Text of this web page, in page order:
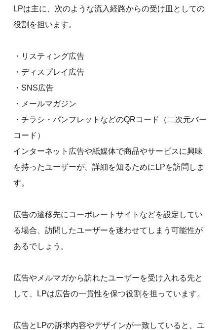
LPは主に、次のような流入経路からの受け皿としての
役割を担います。
・リスティング広告
・ディスプレイ広告
・SNS広告
・メールマガジン
・チラシ・パンフレットなどのQRコード（二次元バー
コード）
インターネット広告や紙媒体で商品やサービスに興味
を持ったユーザーが、詳細を知るためにLPを訪問しま
す。
広告の遷移先にコーポレートサイトなどを設定してい
る場合、訪問したユーザーを迷わせてしまう可能性が
あるでしょう。
広告やメルマガから訪れたユーザーを受け入れる先と
して、LPは広告の一貫性を保つ役割を担っています。
広告とLPの訴求内容やデザインが一致していると、ユ